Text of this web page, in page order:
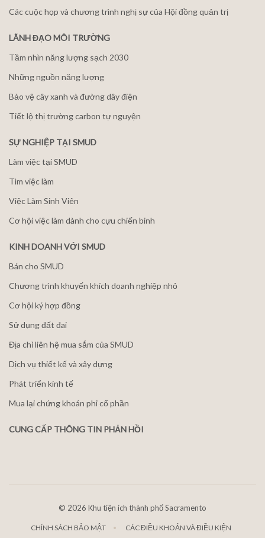
Các cuộc họp và chương trình nghị sự của Hội đồng quản trị
LÃNH ĐẠO MÔI TRƯỜNG
Tầm nhìn năng lượng sạch 2030
Những nguồn năng lượng
Bảo vệ cây xanh và đường dây điện
Tiết lộ thị trường carbon tự nguyện
SỰ NGHIỆP TẠI SMUD
Làm việc tại SMUD
Tìm việc làm
Việc Làm Sinh Viên
Cơ hội việc làm dành cho cựu chiến binh
KINH DOANH VỚI SMUD
Bán cho SMUD
Chương trình khuyến khích doanh nghiệp nhỏ
Cơ hội ký hợp đồng
Sử dụng đất đai
Địa chỉ liên hệ mua sắm của SMUD
Dịch vụ thiết kế và xây dựng
Phát triển kinh tế
Mua lại chứng khoán phi cổ phần
CUNG CẤP THÔNG TIN PHẢN HỒI
© 2026 Khu tiện ích thành phố Sacramento
CHÍNH SÁCH BẢO MẬT CÁC ĐIỀU KHOẢN VÀ ĐIỀU KIỆN